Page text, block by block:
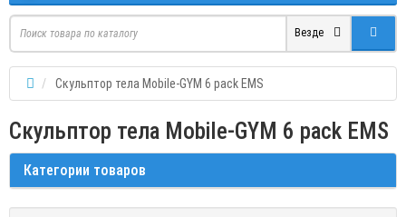
Везде
Скульптор тела Mobile-GYM 6 pack EMS
Скульптор тела Mobile-GYM 6 pack EMS
Категории товаров